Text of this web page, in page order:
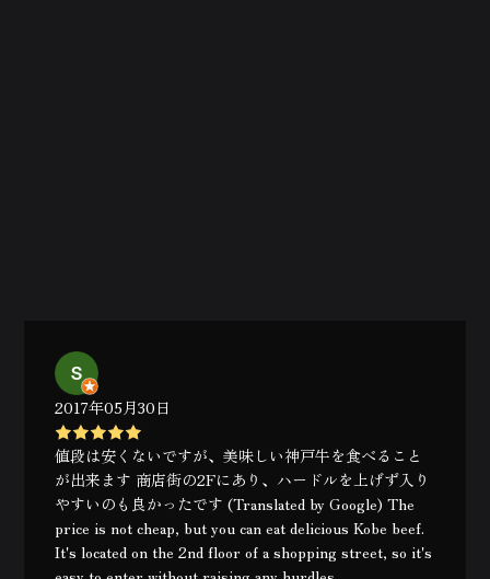
2017年05月30日
値段は安くないですが、美味しい神戸牛を食べること
が出来ます 商店街の2Fにあり、ハードルを上げず入り
やすいのも良かったです (Translated by Google) The
price is not cheap, but you can eat delicious Kobe beef.
It's located on the 2nd floor of a shopping street, so it's